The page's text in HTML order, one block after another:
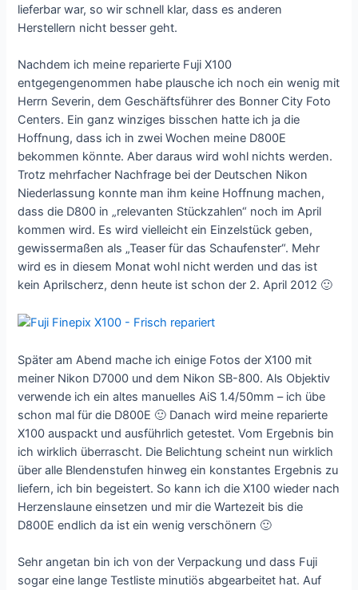
lieferbar war, so wir schnell klar, dass es anderen
Herstellern nicht besser geht.
Nachdem ich meine reparierte Fuji X100
entgegengenommen habe plausche ich noch ein wenig mit
Herrn Severin, dem Geschäftsführer des Bonner City Foto
Centers. Ein ganz winziges bisschen hatte ich ja die
Hoffnung, dass ich in zwei Wochen meine D800E
bekommen könnte. Aber daraus wird wohl nichts werden.
Trotz mehrfacher Nachfrage bei der Deutschen Nikon
Niederlassung konnte man ihm keine Hoffnung machen,
dass die D800 in „relevanten Stückzahlen“ noch im April
kommen wird. Es wird vielleicht ein Einzelstück geben,
gewissermaßen als „Teaser für das Schaufenster“. Mehr
wird es in diesem Monat wohl nicht werden und das ist
kein Aprilscherz, denn heute ist schon der 2. April 2012 🙂
Später am Abend mache ich einige Fotos der X100 mit
meiner Nikon D7000 und dem Nikon SB-800. Als Objektiv
verwende ich ein altes manuelles AiS 1.4/50mm – ich übe
schon mal für die D800E 🙂 Danach wird meine reparierte
X100 auspackt und ausführlich getestet. Vom Ergebnis bin
ich wirklich überrascht. Die Belichtung scheint nun wirklich
über alle Blendenstufen hinweg ein konstantes Ergebnis zu
liefern, ich bin begeistert. So kann ich die X100 wieder nach
Herzenslaune einsetzen und mir die Wartezeit bis die
D800E endlich da ist ein wenig verschönern 🙂
Sehr angetan bin ich von der Verpackung und dass Fuji
sogar eine lange Testliste minutiös abgearbeitet hat. Auf